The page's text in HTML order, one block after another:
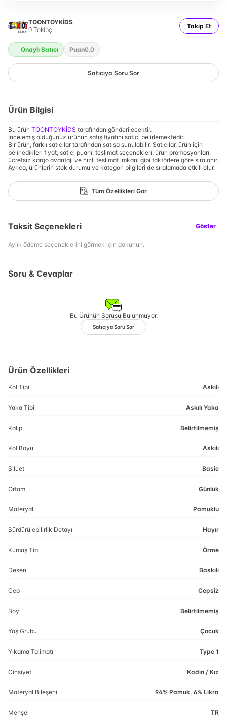
TOONTOYKİDS
0 Takipçi Takip Et
Onaylı Satıcı Puan0.0
Satıcıya Soru Sor
Ürün Bilgisi
Bu ürün TOONTOYKİDS tarafından gönderilecektir.
İncelemiş olduğunuz ürünün satış fiyatını satıcı belirlemektedir.
Bir ürün, farklı satıcılar tarafından satışa sunulabilir. Satıcılar, ürün için
belirledikleri fiyat, satıcı puanı, teslimat seçenekleri, ürün promosyonları,
ücretsiz kargo avantajı ve hızlı teslimat imkanı gibi faktörlere göre sıralanır.
Ayrıca, ürünlerin stok durumu ve kategori bilgileri de sıralamada etkili olur.
Tüm Özellikleri Gör
Taksit Seçenekleri Göster
Aylık ödeme seçeneklerini görmek için dokunun.
Soru & Cevaplar
Bu Ürünün Sorusu Bulunmuyor.
Satıcıya Soru Sor
Ürün Özellikleri
Kol Tipi Askılı
Yaka Tipi Askılı Yaka
Kalıp Belirtilmemiş
Kol Boyu Askılı
Siluet Basic
Ortam Günlük
Materyal Pamuklu
Sürdürülebilirlik Detayı Hayır
Kumaş Tipi Örme
Desen Baskılı
Cep Cepsiz
Boy Belirtilmemiş
Yaş Grubu Çocuk
Yıkama Talimatı Type 1
Cinsiyet Kadın / Kız
Materyal Bileşeni 94% Pamuk, 6% Likra
Menşei TR